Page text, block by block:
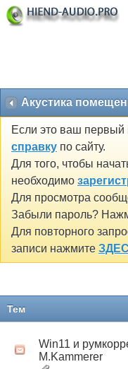
Акустика
Если это ваш первый
справку по сайту.
Для того, чтобы
необходимо
Для просмотра
Забыли пароль?
Для повторного
записи нажмите
Тем
Win11 и
M.Kammerer